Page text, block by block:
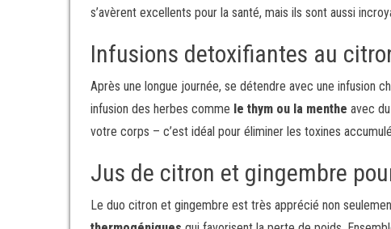
s’avèrent excellents pour la santé, mais ils sont aussi
Infusions detoxifiantes au
Après une longue journée, se détendre avec une infusion
infusion des herbes comme le thym ou la menthe avec
votre corps – c’est idéal pour éliminer les toxines
Jus de citron et gingembre
Le duo citron et gingembre est très apprécié non